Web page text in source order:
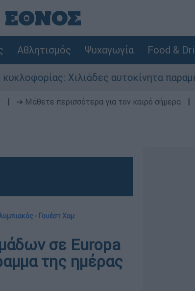
Αθλητισμός Ψυχαγωγία Food &
αυτοκίνητα παραμένουν
➔ Μάθετε περισσότερα για τον καιρό σήμερα
- Γουέστ Χαμ
σε Europa
της ημέρας